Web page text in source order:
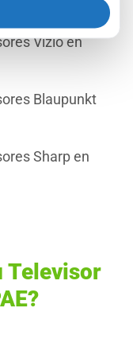
Vizio en
Blaupunkt
Sharp en
Televisor